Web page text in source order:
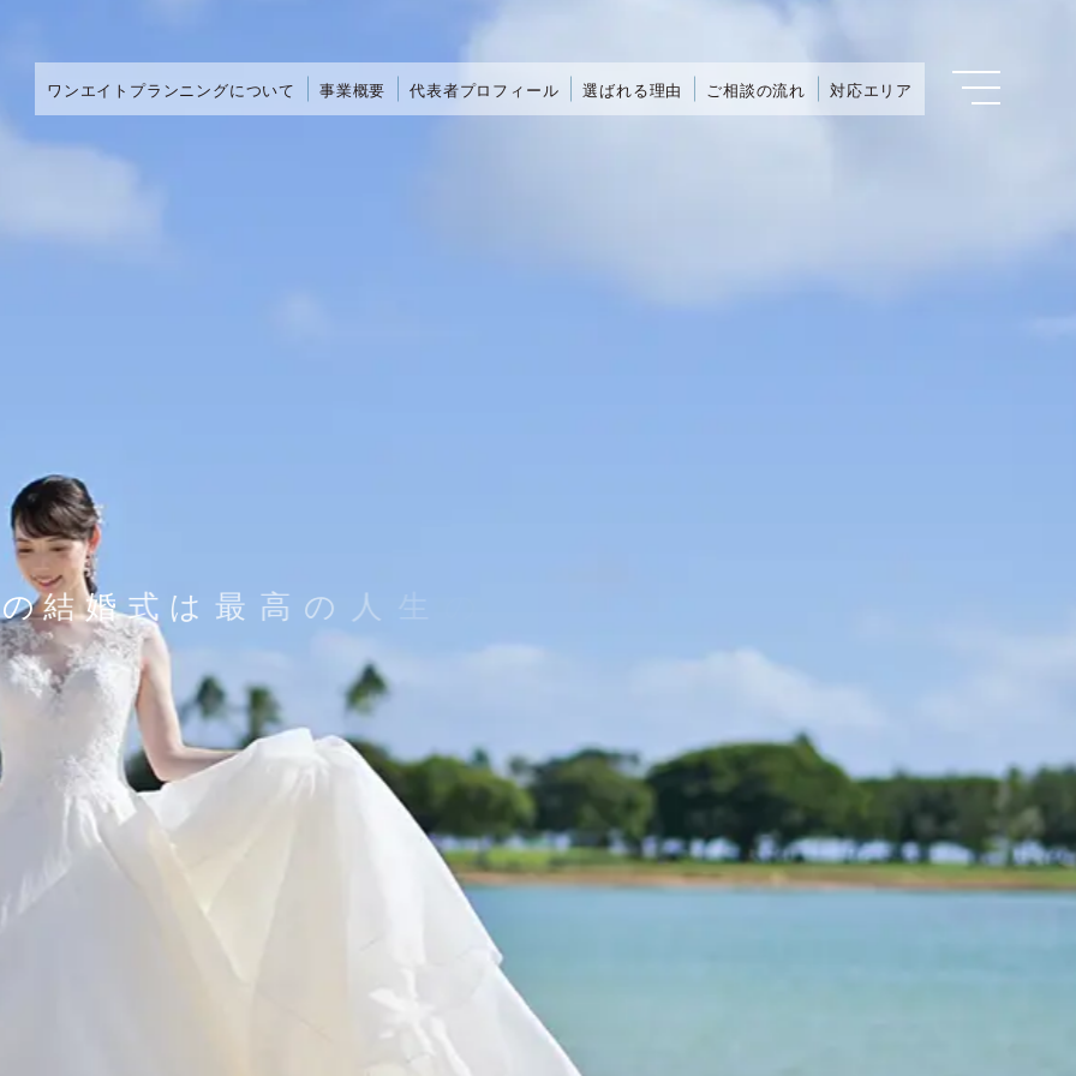
ワンエイトプランニングについて 事業概要 代表者プロフィール 選ばれる理由 ご相談の流れ 対応エリア
の結婚式 は 最 高の人生